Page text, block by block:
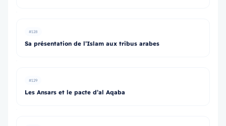
#128
Sa présentation de l’Islam aux tribus arabes
#129
Les Ansars et le pacte d’al Aqaba